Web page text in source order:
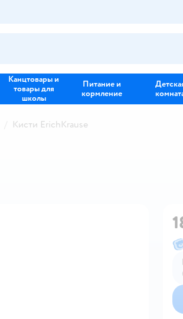
Канцтовары и
товары для
школы
Питание и
кормление
Кисти ErichKrause